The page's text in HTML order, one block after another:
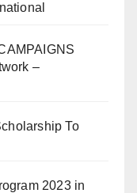
–
To
2023 in